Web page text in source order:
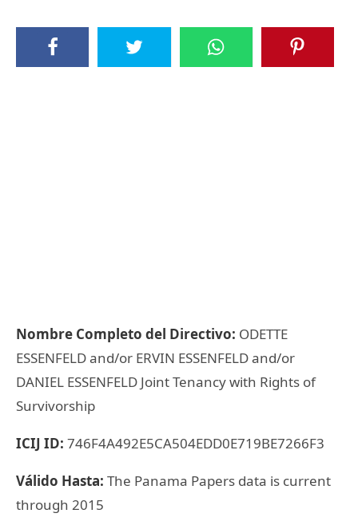
Nombre Completo del Directivo: ODETTE
ESSENFELD and/or ERVIN ESSENFELD and/or
DANIEL ESSENFELD Joint Tenancy with Rights of
Survivorship
ICIJ ID: 746F4A492E5CA504EDD0E719BE7266F3
Válido Hasta: The Panama Papers data is current
through 2015